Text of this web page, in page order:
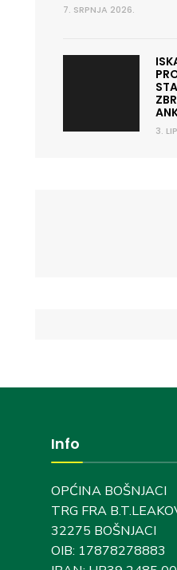
7. SRPNJA 2026.
3.
Info
OPĆINA BOŠNJACI
TRG FRA
32275 BOŠNJACI
OIB: 17878278883